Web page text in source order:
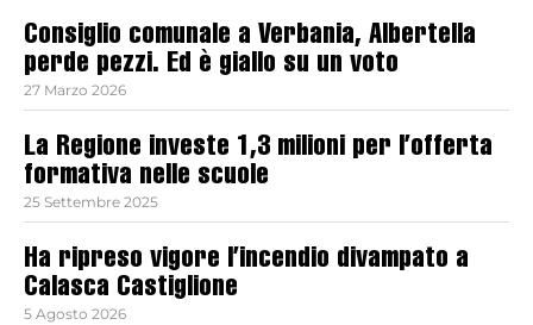
Consiglio comunale a Verbania, Albertella
perde pezzi. Ed è giallo su un voto
27 Marzo 2026
La Regione investe 1,3 milioni per l’offerta
formativa nelle scuole
25 Settembre 2025
Ha ripreso vigore l’incendio divampato a
Calasca Castiglione
5 Agosto 2026